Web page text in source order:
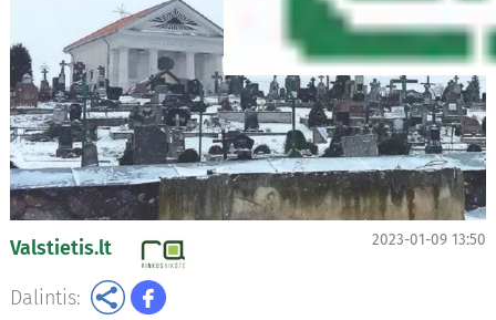
Valstietis.lt 2023-01-09 13:50
Dalintis: